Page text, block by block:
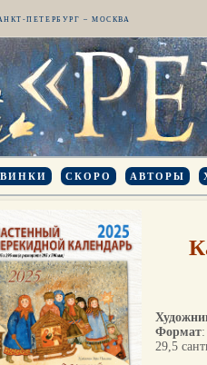
ПЕТЕРБУРГ – МОСКВА
СКОРО АВТОРЫ
Формат
29,5